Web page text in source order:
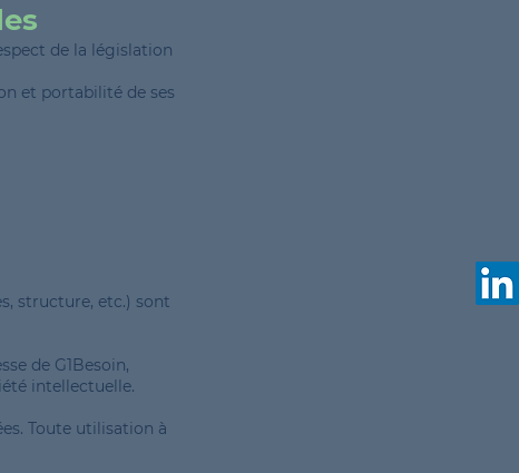
de la législation
et portabilité de ses
structure, etc.) sont
de G1Besoin,
intellectuelle.
Toute utilisation à